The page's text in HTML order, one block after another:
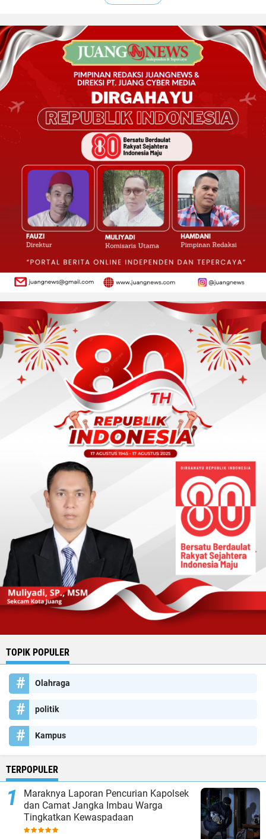
TOPIK POPULER
Olahraga
politik
Kampus
TERPOPULER
Maraknya Laporan Pencurian Kapolsek
dan Camat Jangka Imbau Warga
Tingkatkan Kewaspadaan